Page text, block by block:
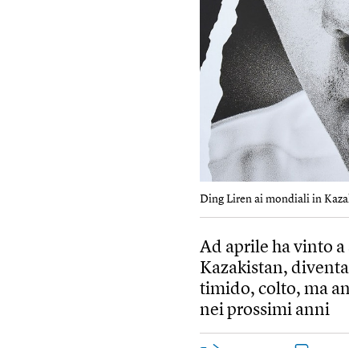
Ding Liren ai mondiali in
Ad aprile ha vinto
Kazakistan,
timido, colto, ma
nei prossimi anni